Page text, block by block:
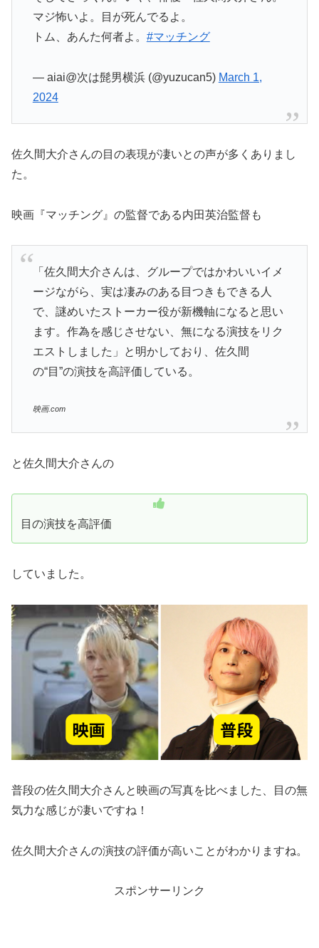
マジ怖いよ。目が死んでるよ。
トム、あんた何者よ。 #マッチング
— aiai@次は髭男横浜 (@yuzucan5) March 1,
2024
佐久間大介さんの目の表現が凄いとの声が多くありまし
た。
映画『マッチング』の監督である内田英治監督も
「佐久間大介さんは、グループではかわいいイメ
ージながら、実は凄みのある目つきもできる人
で、謎めいたストーカー役が新機軸になると思い
ます。作為を感じさせない、無になる演技をリク
エストしました」と明かしており、佐久間
の“目”の演技を高評価している。
映画.com
と佐久間大介さんの
目の演技を高評価
していました。
普段の佐久間大介さんと映画の写真を比べました、目の無
気力な感じが凄いですね！
佐久間大介さんの演技の評価が高いことがわかりますね。
スポンサーリンク